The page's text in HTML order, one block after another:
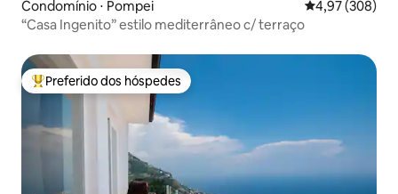
Condomínio ⋅ Pompei 4,97 de uma
4,97 (308)
“Casa Ingenito” estilo mediterrâneo c/ terraço
Entre os melhores preferidos dos hóspedes
Preferido dos hóspedes